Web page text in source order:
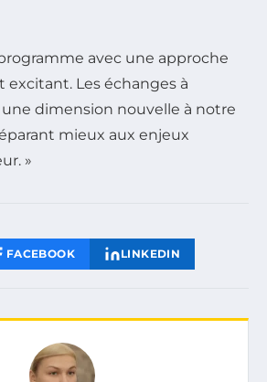
avec une approche
excitant. Les échanges à
une dimension nouvelle à notre
mieux aux enjeux
»
FACEBOOK LINKEDIN